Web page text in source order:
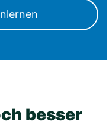
besser